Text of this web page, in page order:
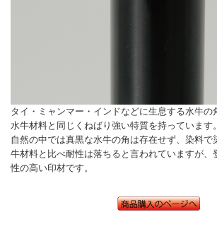
タイ・ミャンマー・インドなどに生息する水牛の
水牛材料と同じくねばり強い特質を持っています。
自然の中では真黒な水牛の角は存在せず、染料で
牛材料と比べ耐性は落ちると言われていますが、
性の高い印材です。